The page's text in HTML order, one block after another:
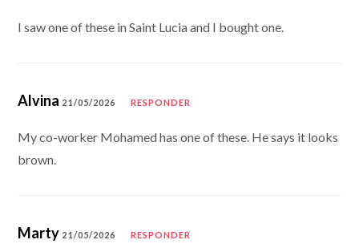
I saw one of these in Saint Lucia and I bought one.
Alvina 21/05/2026 RESPONDER
My co-worker Mohamed has one of these. He says it looks
brown.
Marty 21/05/2026 RESPONDER